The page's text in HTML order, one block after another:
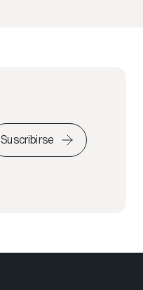
Suscribirse